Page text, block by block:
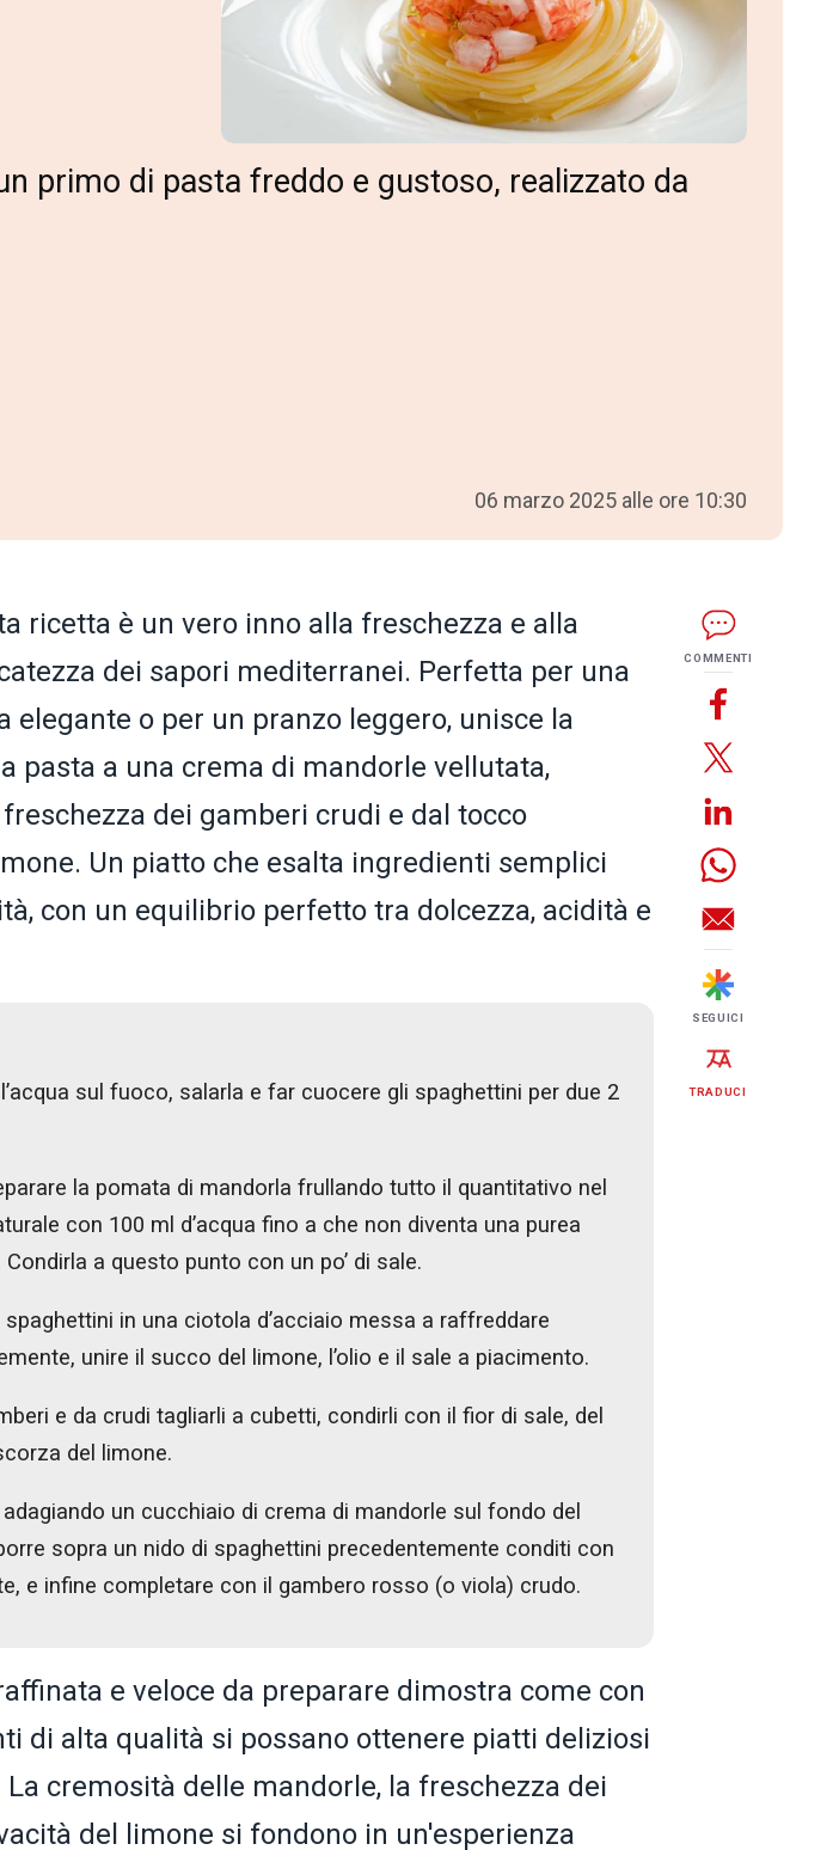
primo di pasta freddo e gustoso, realizzato da
06 marzo 2025 alle ore 10:30
ricetta è un vero inno alla freschezza e alla
dei sapori mediterranei. Perfetta per una
elegante o per un pranzo leggero, unisce la
pasta a una crema di mandorle vellutata,
dei gamberi crudi e dal tocco
Un piatto che esalta ingredienti semplici
con un equilibrio perfetto tra dolcezza, acidità e
sul fuoco, salarla e far cuocere gli spaghettini per due 2
la pomata di mandorla frullando tutto il quantitativo nel
con 100 ml d’acqua fino a che non diventa una purea
a questo punto con un po’ di sale.
spaghettini in una ciotola d’acciaio messa a raffreddare
unire il succo del limone, l’olio e il sale a piacimento.
e da crudi tagliarli a cubetti, condirli con il fior di sale, del
del limone.
un cucchiaio di crema di mandorle sul fondo del
sopra un nido di spaghettini precedentemente conditi con
e infine completare con il gambero rosso (o viola) crudo.
e veloce da preparare dimostra come con
di alta qualità si possano ottenere piatti deliziosi
cremosità delle mandorle, la freschezza dei
del limone si fondono in un'esperienza
COMMENTI
SEGUICI
TRADUCI